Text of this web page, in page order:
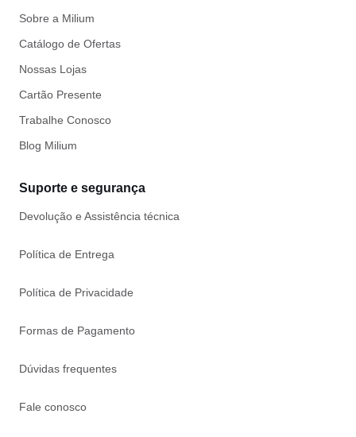
Sobre a Milium
Catálogo de Ofertas
Nossas Lojas
Cartão Presente
Trabalhe Conosco
Blog Milium
Suporte e segurança
Devolução e Assistência técnica
Política de Entrega
Política de Privacidade
Formas de Pagamento
Dúvidas frequentes
Fale conosco